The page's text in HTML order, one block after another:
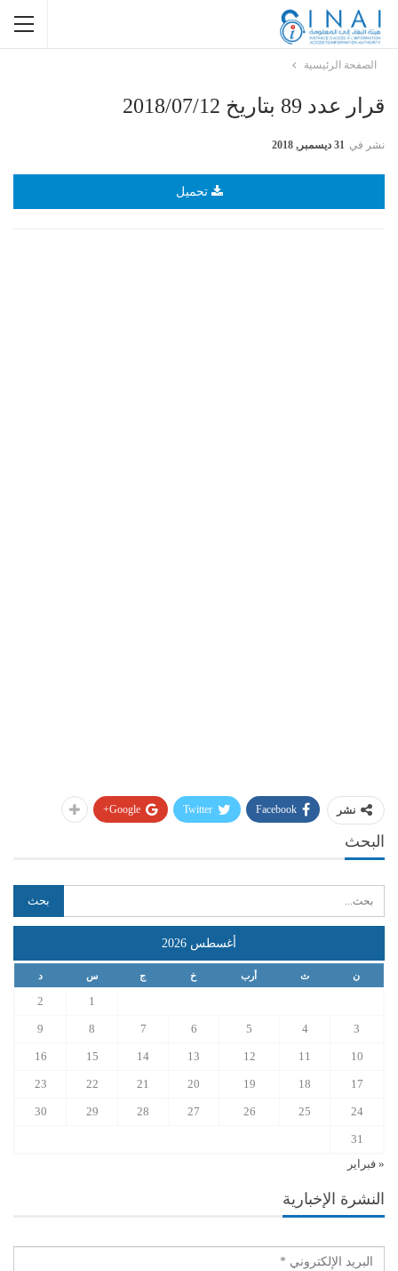
الصفحة الرئيسية
قرار عدد 89 بتاريخ 2018/07/12
نشر في 31 ديسمبر, 2018
تحميل
نشر Facebook
Twitter
Google+
البحث
أغسطس 2026
ن ث أرب خ ج س د
1
2
3
4
5
6
7
8
9
10
11
12
13
14
15
16
17
18
19
20
21
22
23
24
25
26
27
28
29
30
31
« فبراير
النشرة الإخبارية